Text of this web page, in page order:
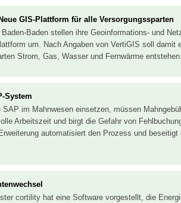
GIS-Plattform für alle Versorgungssparten
Baden stellen ihre Geoinformations- und
um. Nach Angaben von VertiGIS soll damit
Strom, Gas, Wasser und Fernwärme entstehen.
System
im Mahnwesen einsetzen, müssen
Arbeitszeit und birgt die Gefahr von
automatisiert den Prozess und beseitigt
cortility hat eine Software vorgestellt, die